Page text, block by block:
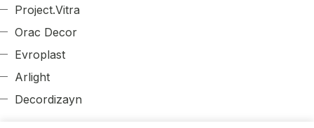
Project.Vitra
Orac Decor
Evroplast
Arlight
Decordizayn